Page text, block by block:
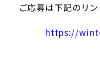
ご応募は下記のリ
https://